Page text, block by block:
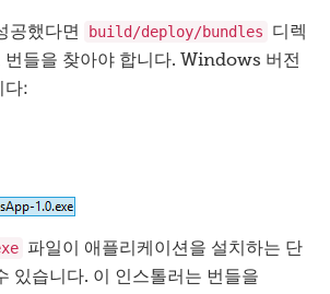
공했다면 build/deploy/bundles
디렉
번들을 찾아야 합니다. Windows 버전
다:
파일이 애플리케이션을 설치하는 단
있습니다. 이 인스톨러는 번들을